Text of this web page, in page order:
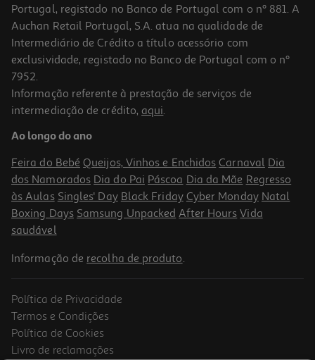
Spray Catnip Kong 30ml
8.99 €/un
8,99 €
Portugal, registado no Banco de Portugal com o nº 881. A
Auchan Retail Portugal, S.A. atua na qualidade de
Intermediário de Crédito a título acessório com
exclusividade, registado no Banco de Portugal com o nº
7952.
Informação referente à prestação de serviços de
intermediação de crédito, aqui.
Ao longo do ano
Feira do Bebé Queijos, Vinhos e Enchidos Carnaval Dia
dos Namorados Dia do Pai Páscoa Dia da Mãe Regresso
às Aulas Singles' Day Black Friday Cyber Monday Natal
Boxing Days Samsung Unpacked After Hours Vida
saudável
Informação de recolha de produto.
Política de Privacidade
Termos e Condições
Política de Cookies
Livro de reclamações